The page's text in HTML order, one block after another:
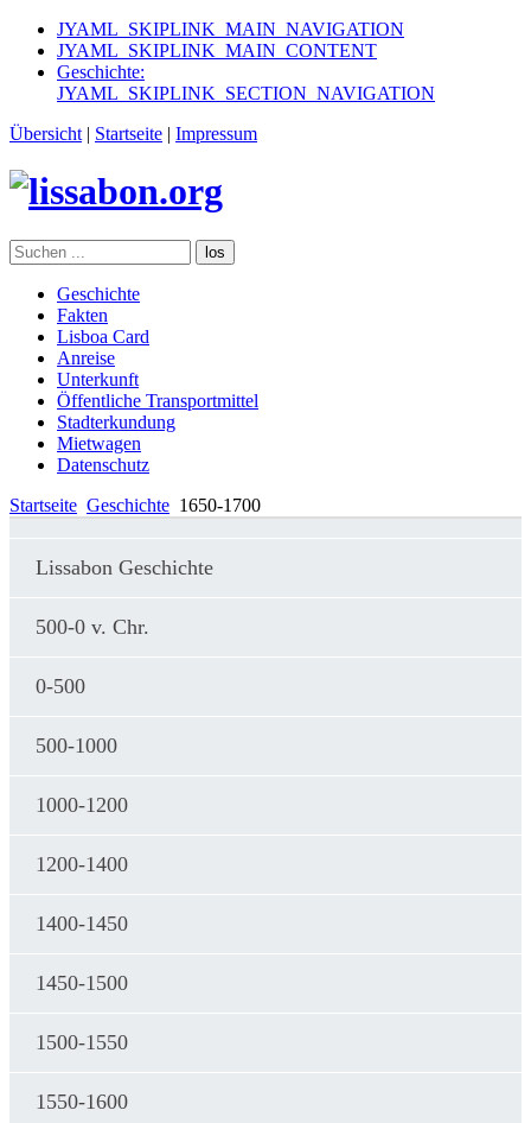
JYAML_SKIPLINK_MAIN_NAVIGATION
JYAML_SKIPLINK_MAIN_CONTENT
Geschichte:
JYAML_SKIPLINK_SECTION_NAVIGATION
Übersicht | Startseite | Impressum
los
Geschichte
Fakten
Lisboa Card
Anreise
Unterkunft
Öffentliche Transportmittel
Stadterkundung
Mietwagen
Datenschutz
Startseite Geschichte 1650-1700
Lissabon Geschichte
500-0 v. Chr.
0-500
500-1000
1000-1200
1200-1400
1400-1450
1450-1500
1500-1550
1550-1600